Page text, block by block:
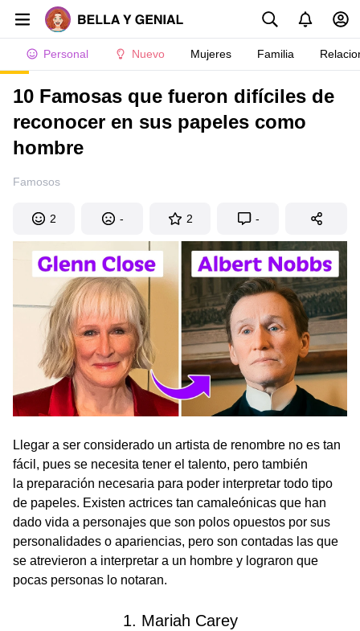
Personal Nuevo Mujeres Familia
10 Famosas que fueron difíciles de
reconocer en sus papeles como
hombre
Famosos
2 - 2 -
Llegar a ser considerado un artista de renombre no es tan
fácil, pues se necesita tener el talento, pero también
la preparación necesaria para poder interpretar todo tipo
de papeles. Existen actrices tan camaleónicas que han
dado vida a personajes que son polos opuestos por sus
personalidades o apariencias, pero son contadas las que
se atrevieron a interpretar a un hombre y lograron que
pocas personas lo notaran.
1. Mariah Carey